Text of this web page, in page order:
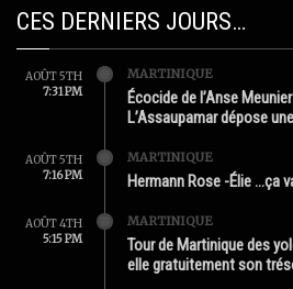
CES DERNIERS JOURS…
AOÛT 5TH
7:31 PM
MARTINIQUE
Écocide de l’Anse
L’Assaupamar dépose
AOÛT 5TH
7:16 PM
MARTINIQUE
Hermann Rose -Élie …ça
AOÛT 4TH
5:15 PM
MARTINIQUE
Tour de Martinique des
elle gratuitement son